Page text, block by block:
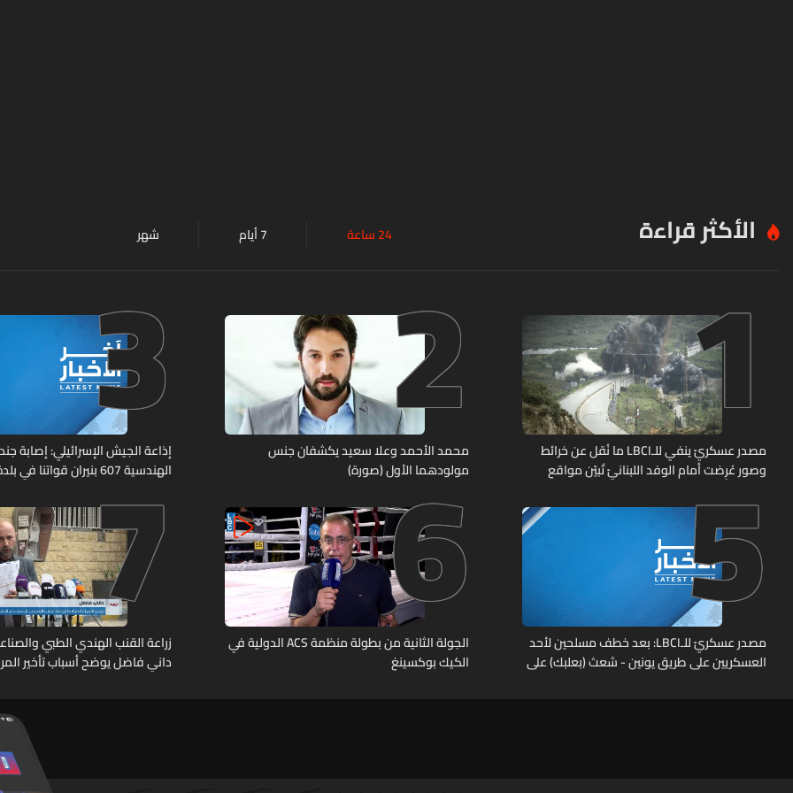
الأكثر قراءة 24 ساعة 7 أيام شهر 1
مصدر عسكريّ ينفي للـLBCI ما نُقل عن خرائط
وصور عُرِضت أمام الوفد اللبنانيّ تُبيّن مواقع
2
محمد الأحمد وعلا سعيد يكشفان جنس
مولودهما الأول (صورة)
3
إذاعة الجيش الإسرائيلي: إصابة
الهندسية 607 بنيران قواتنا
5
مصدر عسكريّ للـLBCI: بعد خطف مسلحين لأحد
العسكريين على طريق يونين - شعث (بعلبك) على
6
الجولة الثانية من بطولة منظمة ACS الدولية في
الكيك بوكسينغ
7
زراعة القنب الهندي الطبي
داني فاضل يوضح أسباب تأخير